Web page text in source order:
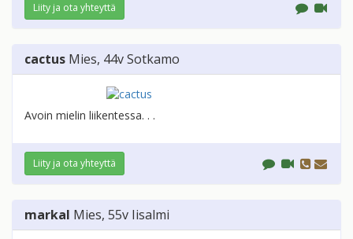
Liity ja ota yhteyttä
cactus Mies, 44vSotkamo
Avoin mielin liikentessa. . .
Liity ja ota yhteyttä
markal Mies, 55v Iisalmi